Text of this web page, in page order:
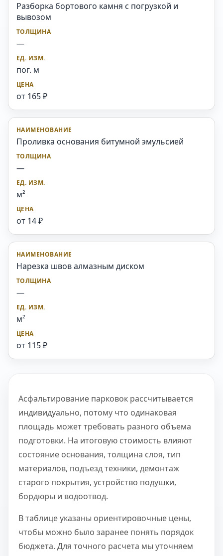
Разборка бортового камня с погрузкой и
вывозом
—
пог. м
от 165 ₽
Проливка основания битумной эмульсией
—
м²
от 14 ₽
Нарезка швов алмазным диском
—
м²
от 115 ₽
Асфальтирование парковок рассчитывается
индивидуально, потому что одинаковая
площадь может требовать разного объема
подготовки. На итоговую стоимость влияют
состояние основания, толщина слоя, тип
материалов, подъезд техники, демонтаж
старого покрытия, устройство подушки,
бордюры и водоотвод.
В таблице указаны ориентировочные цены,
чтобы можно было заранее понять порядок
бюджета. Для точного расчета мы уточняем